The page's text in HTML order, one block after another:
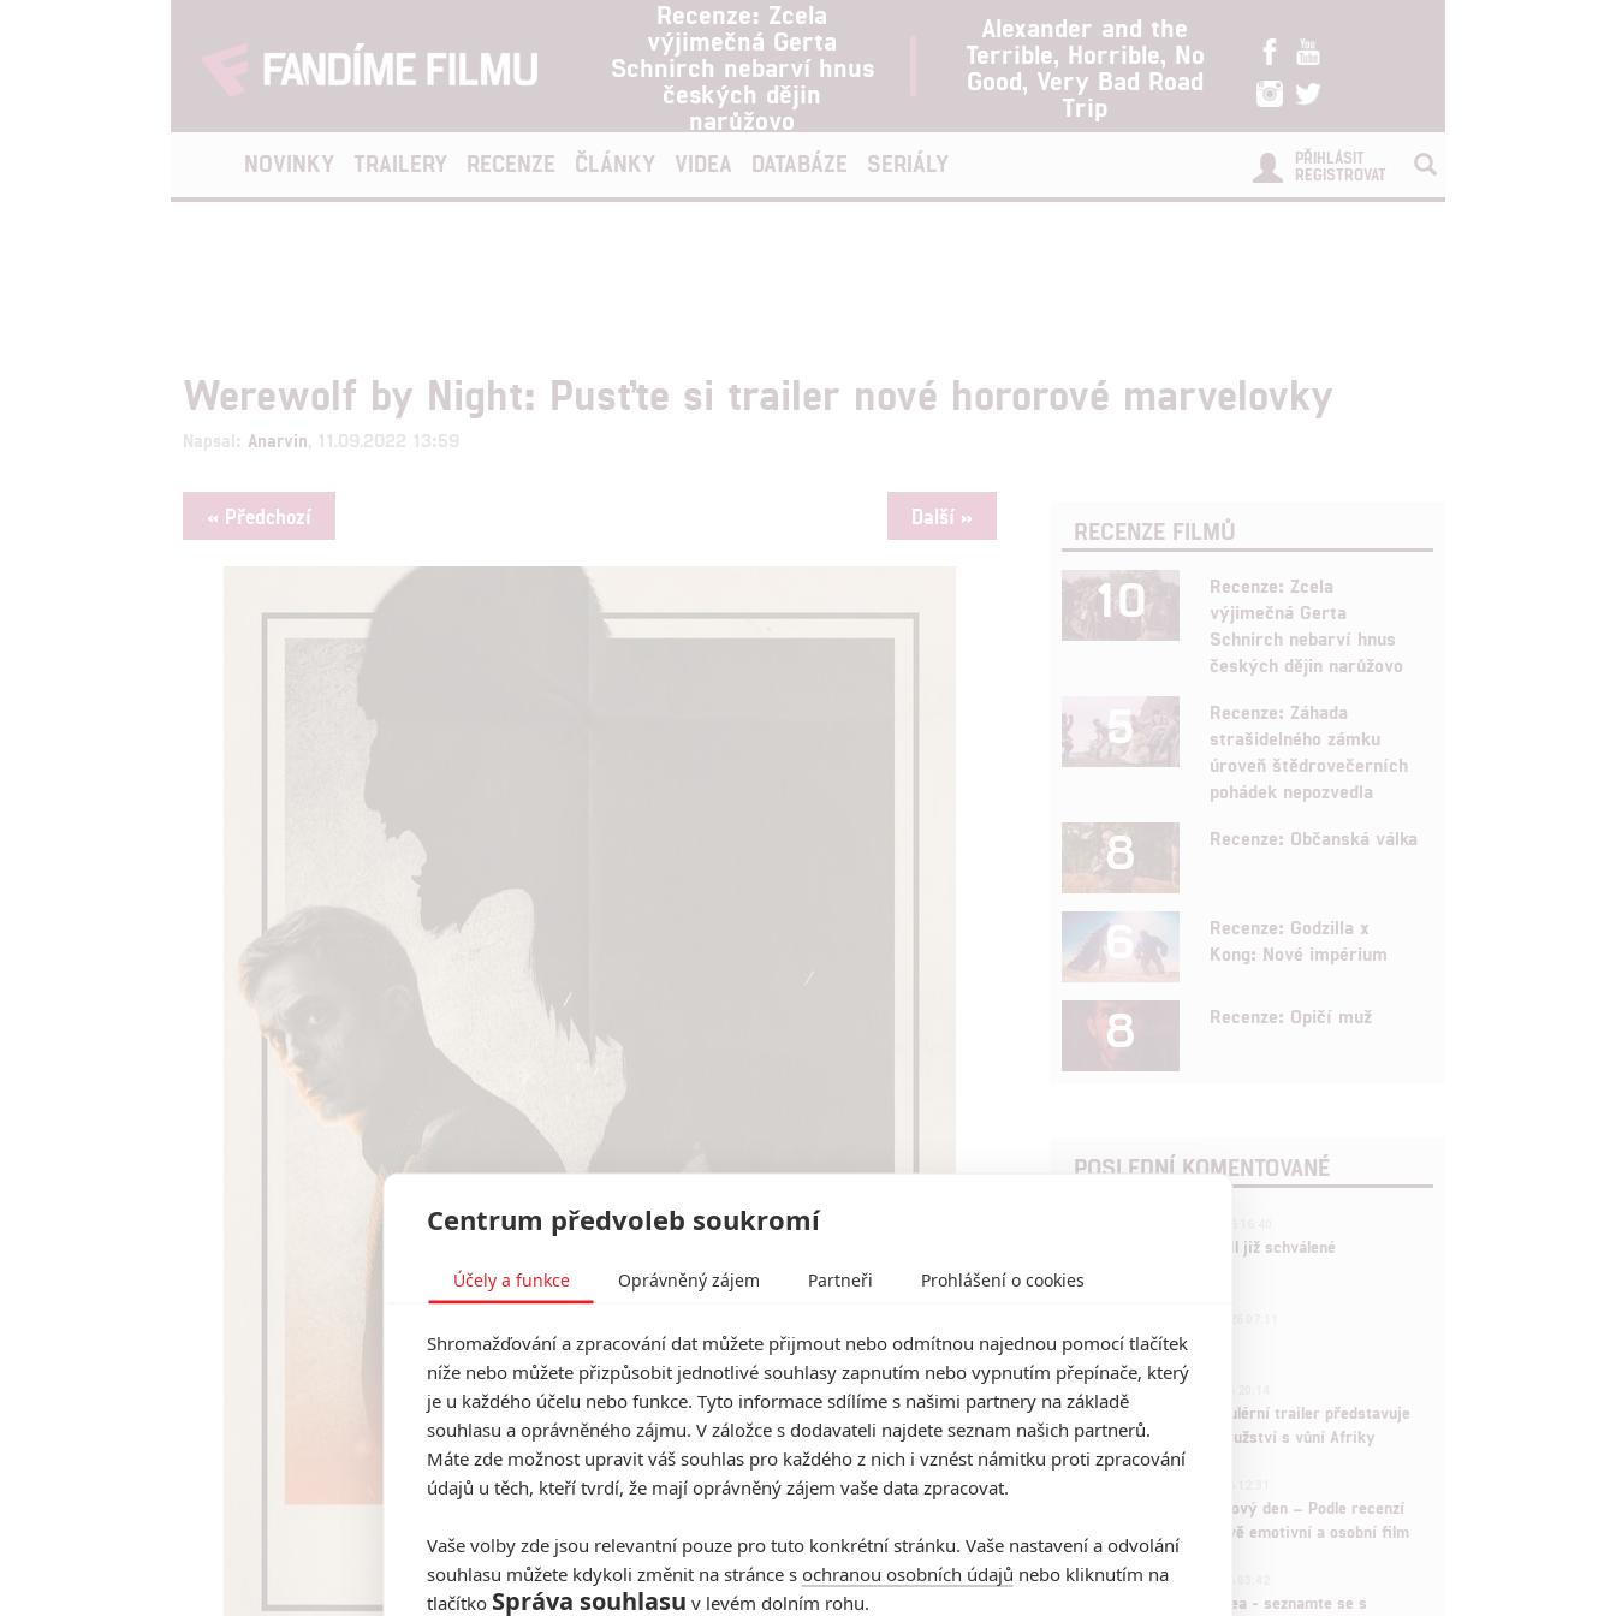
Recenze: Zcela
výjimečná Gerta
Schnirch nebarví hnus
českých dějin
narůžovo
Alexander and the
Terrible, Horrible, No
Good, Very Bad Road
Trip
NOVINKY TRAILERY RECENZE ČLÁNKY VIDEA DATABÁZE SERIÁLY
PŘIHLÁSIT
REGISTROVAT
Werewolf by Night: Pusťte si trailer nové hororové marvelovky
Napsal: Anarvin , 11.09.2022 13:59
« Předchozí Další » RECENZE FILMŮ
10
Recenze: Zcela
výjimečná Gerta
Schnirch nebarví hnus
českých dějin narůžovo
5
Recenze: Záhada
strašidelného zámku
úroveň štědrovečerních
pohádek nepozvedla
8 Recenze: Občanská válka
6
Recenze: Godzilla x
Kong: Nové impérium
8 Recenze: Opičí muž
POSLEDNÍ KOMENTOVANÉ
Marvel nečekaně zrušil již schválené
拆彈專家
1
Děti krve a kostí: Regulérní trailer představuje
akční fantasy dobrodružství s vůní Afriky
Spider-Man: Zbrusu nový den – Podle recenzí
máme čekat překvapivě emotivní a osobní film
1ČLÁNEK | 30.07.2026 03:42
Velké preview: Odyssea - seznamte se s
Centrum předvoleb soukromí
Účely a funkce Oprávněný zájem Partneři Prohlášení o cookies
Shromažďování a zpracování dat můžete přijmout nebo odmítnou najednou pomocí tlačítek
níže nebo můžete přizpůsobit jednotlivé souhlasy zapnutím nebo vypnutím přepínače, který
je u každého účelu nebo funkce. Tyto informace sdílíme s našimi partnery na základě
souhlasu a oprávněného zájmu. V záložce s dodavateli najdete seznam našich partnerů.
Máte zde možnost upravit váš souhlas pro každého z nich i vznést námitku proti zpracování
údajů u těch, kteří tvrdí, že mají oprávněný zájem vaše data zpracovat.
Vaše volby zde jsou relevantní pouze pro tuto konkrétní stránku. Vaše nastavení a odvolání
souhlasu můžete kdykoli změnit na stránce s ochranou osobních údajů nebo kliknutím na
tlačítko Správa souhlasu v levém dolním rohu.